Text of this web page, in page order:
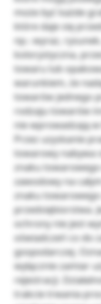
może być każde
które daje się
np.: wyraz,
kolorystyczna,
towaru lub
warunkiem, że
towarów jednego
rodzaju towarów
nie wprowadzają
Przez uzyskanie
towarowy nabywa
znaku
zawodowy na
znaku
przedsiębiorstwa.
ochrony nie jest
oświadczeń co do
gospodarczej.
wyłącznie zamiar
rejestracji.
trakcie trwania